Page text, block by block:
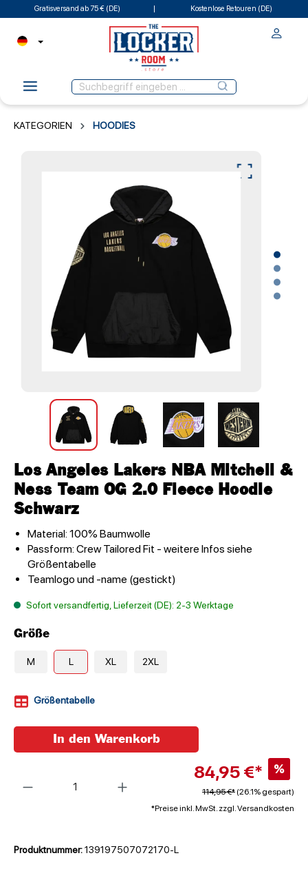
Gratisversand ab 75 € (DE) Kostenlose Retouren (DE)
KATEGORIEN HOODIES
Los Angeles Lakers NBA Mitchell &
Ness Team OG 2.0 Fleece Hoodie
Schwarz
Material: 100% Baumwolle
Passform: Crew Tailored Fit - weitere Infos siehe
Größentabelle
Teamlogo und -name (gestickt)
Sofort versandfertig, Lieferzeit (DE): 2-3 Werktage
Größe
M L XL 2XL
Größentabelle
84,95 €* %
114,95 €* (26.1% gespart)
*Preise inkl. MwSt. zzgl. Versandkosten
In den Warenkorb
Produktnummer:139197507072170-L